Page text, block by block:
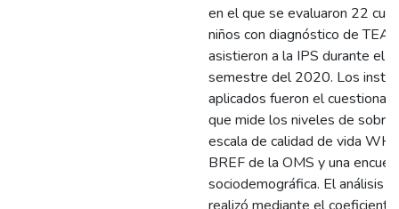
en el que se evaluaron 22
niños con diagnóstico de TEA,
asistieron a la IPS durante el
semestre del 2020. Los
aplicados fueron el
que mide los niveles de
escala de calidad de vida
BREF de la OMS y una
sociodemográfica. El análisis